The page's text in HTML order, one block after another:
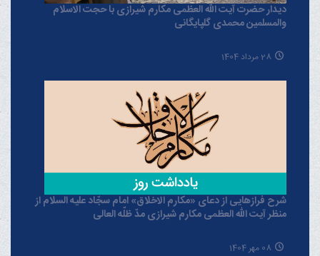
دیدار حضرت آیت الله العظمی مکارم شیرازی با حجت الاسلام
والمسلمین محمدی گلپایگانی
28 مرداد 1404
شرح فرازهایی از دعای «مکارم الاخلاق» امام سجّاد علیه السلام از
منظر آیت الله العظمی مکارم شیرازی مدّ ظلّه العالی
08 مهر 1404